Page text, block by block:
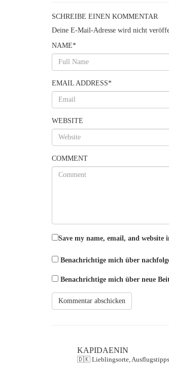
SCHREIBE EINEN KOMMENTAR
Deine E-Mail-Adresse wird nicht
NAME*
EMAIL ADDRESS*
WEBSITE
COMMENT
Save my name, email, and
Benachrichtige mich über
Benachrichtige mich über neue
KAPIDAENIN
🇩🇰 Lieblingsorte,